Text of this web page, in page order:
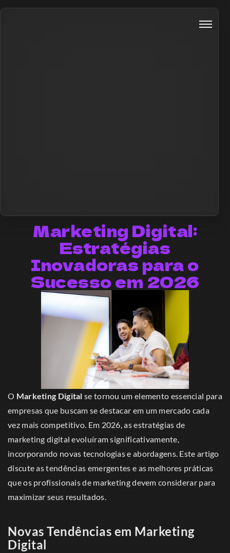
Marketing Digital:
Estratégias
Inovadoras para o
Sucesso em 2026
O Marketing Digital se tornou um elemento essencial para
empresas que buscam se destacar em um mercado cada
vez mais competitivo. Em 2026, as estratégias de
marketing digital evoluíram significativamente,
incorporando novas tecnologias e abordagens. Este artigo
discute as tendências emergentes e as melhores práticas
que os profissionais de marketing devem considerar para
maximizar seus resultados.
Novas Tendências em Marketing
Digital